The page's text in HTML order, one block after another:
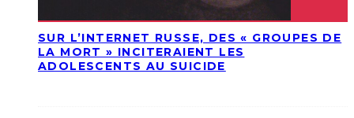
SUR L’INTERNET RUSSE, DES « GROUPES DE
LA MORT » INCITERAIENT LES
ADOLESCENTS AU SUICIDE